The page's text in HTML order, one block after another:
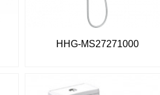
HHG-MS27271000